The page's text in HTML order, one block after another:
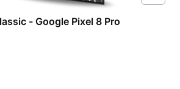
- Google Pixel 8 Pro